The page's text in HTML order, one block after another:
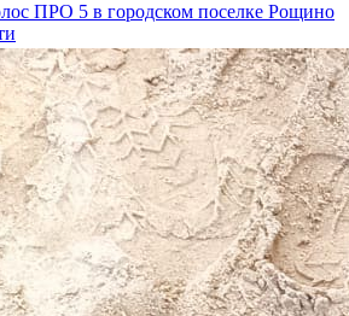
ПРО 5 в городском поселке Рощино